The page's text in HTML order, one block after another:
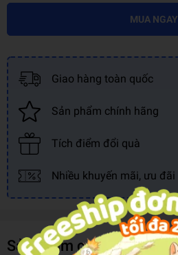
MUA NGAY
Giao hàng toàn quốc
Sản phẩm chính hãng
Tích điểm đổi quà
Nhiều khuyến mãi, ưu đãi
Sản phẩm cùng loại